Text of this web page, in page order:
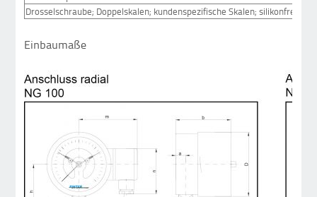
Drosselschraube; Doppelskalen; kundenspezifische Skalen; silikonfreie
Einbaumaße